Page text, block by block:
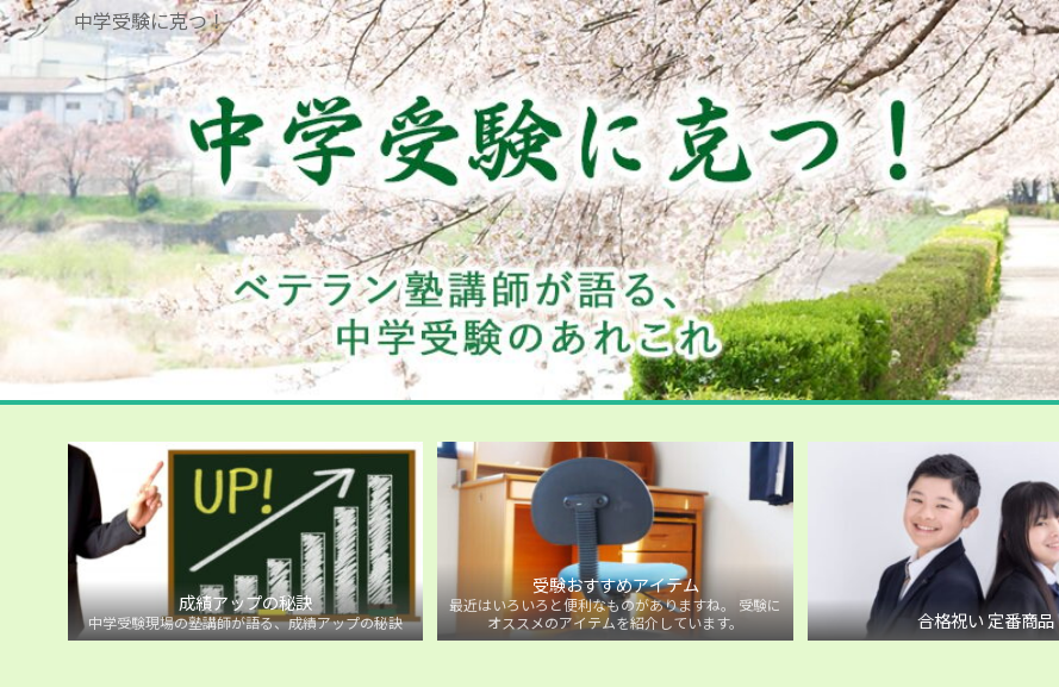
中学受験に克つ！
成績アップの秘訣
中学受験現場の塾講師が語る、成績アップの秘訣
受験おすすめアイテム
最近はいろいろと便利なものがありますね。 受験に
オススメのアイテムを紹介しています。
合格祝い 定番商品